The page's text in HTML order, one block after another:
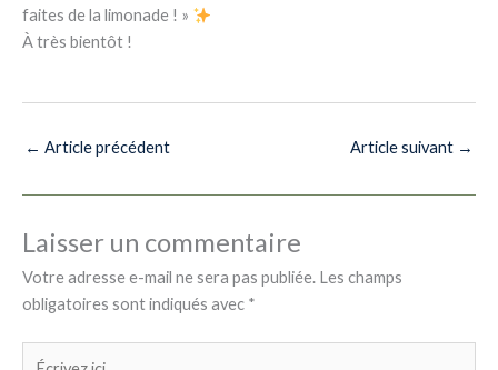
faites de la limonade ! »
À très bientôt !
← Article précédent Article suivant →
Laisser un commentaire
Votre adresse e-mail ne sera pas publiée. Les champs
obligatoires sont indiqués avec *